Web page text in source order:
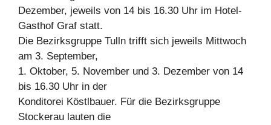
Dezember, jeweils von 14 bis 16.30 Uhr im Hotel-
Gasthof Graf statt.
Die Bezirksgruppe Tulln trifft sich jeweils Mittwoch
am 3. September,
1. Oktober, 5. November und 3. Dezember von 14
bis 16.30 Uhr in der
Konditorei Köstlbauer. Für die Bezirksgruppe
Stockerau lauten die